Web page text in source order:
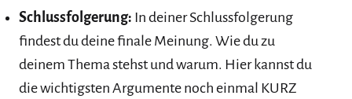
Schlussfolgerung: In deiner Schlussfolgerung
findest du deine finale Meinung. Wie du zu
deinem Thema stehst und warum. Hier kannst du
die wichtigsten Argumente noch einmal KURZ